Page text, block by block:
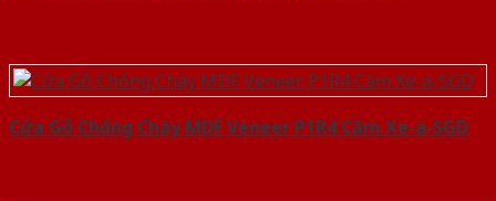
Cửa Gỗ Chống Cháy MDF Veneer P1R4 Căm Xe-a-SGD